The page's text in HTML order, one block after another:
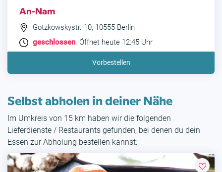
An-Nam
Gotzkowskystr. 10, 10555 Berlin
geschlossen. Öffnet heute 12:45 Uhr
Vorbestellen
Selbst abholen in deiner Nähe
Im Umkreis von 15 km haben wir die folgenden
Lieferdienste / Restaurants gefunden, bei denen du dein
Essen zur Abholung bestellen kannst: